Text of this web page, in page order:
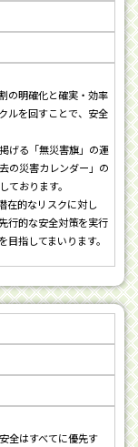
の明確化と確実・効率
ルを回すことで、安全
げる「無災害旗」の運
の災害カレンダー」の
おります。
在的なリスクに対し
行的な安全対策を実行
指してまいります。
全はすべてに優先す